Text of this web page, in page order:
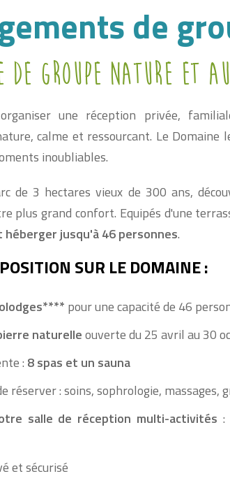
de
de groupe nature et
une réception privée,
calme et ressourcant. Le
inoubliables.
de 3 hectares vieux de 300 ans,
plus grand confort. Equipés d'une
héberger jusqu'à 46 personnes.
SUR LE DOMAINE :
pour une capacité de 46
naturelleouverte du 25 avril au 30
: 8 spas et un sauna
réserver : soins, sophrologie, massages,
salle de réception multi-activités :
et sécurisé